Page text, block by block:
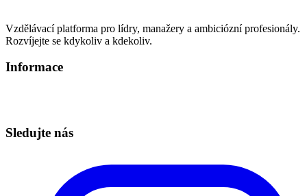
Vzdělávací platforma pro lídry, manažery a ambiciózní profesionály.
Rozvíjejte se kdykoliv a kdekoliv.
Informace
Sledujte nás